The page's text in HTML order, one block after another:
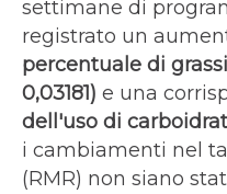
settimane di
registrato un
percentuale di
0,03181) e una
dell'uso di
i cambiamenti nel
(RMR) non siano